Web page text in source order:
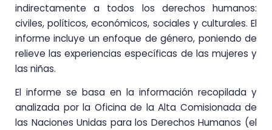
indirectamente a todos los derechos humanos:
civiles, políticos, económicos, sociales y culturales. El
informe incluye un enfoque de género, poniendo de
relieve las experiencias específicas de las mujeres y
las niñas.
El informe se basa en la información recopilada y
analizada por la Oficina de la Alta Comisionada de
las Naciones Unidas para los Derechos Humanos (el